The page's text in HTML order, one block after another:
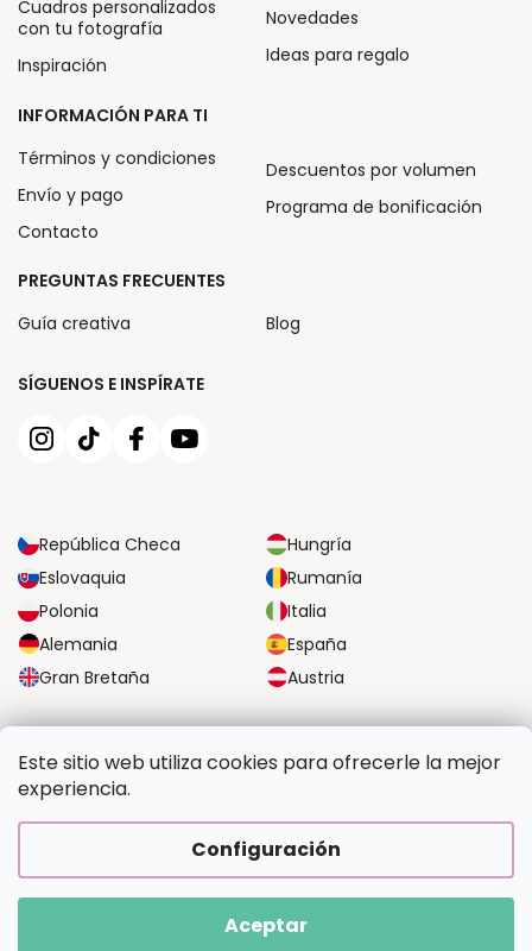
Este sitio web utiliza cookies para ofrecerle la mejor
experiencia.
Configuración
Aceptar
SÍGUENOS E INSPÍRATE
República Checa
Hungría
Eslovaquia
Rumanía
Polonia
Italia
Alemania
España
Gran Bretaña
Austria
Cuadros personalizados
con tu fotografía
Inspiración
Novedades
Ideas para regalo
INFORMACIÓN PARA TI
Términos y condiciones
Envío y pago
Contacto
Descuentos por volumen
Programa de bonificación
PREGUNTAS FRECUENTES
Guía creativa
Blog
OPCIONES SEGURAS DE PAGO
Pintalotu.es. Todos los derechos reservados.